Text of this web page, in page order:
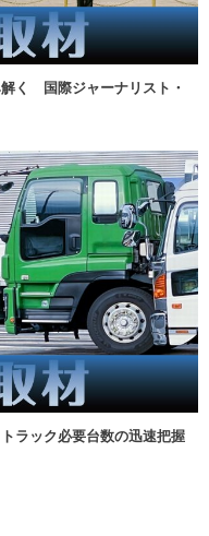
解く 国際ジャーナリスト・
ラック必要台数の迅速把握